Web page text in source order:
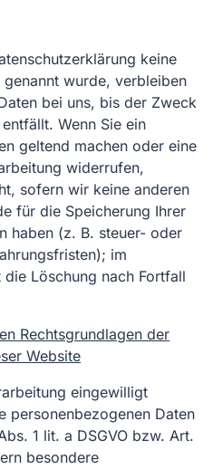
keine
wurde, verbleiben
bei uns, bis der Zweck
Wenn Sie ein
geltend machen oder eine
widerrufen,
sofern wir keine anderen
für die Speicherung Ihrer
haben (z. B. steuer- oder
im
Löschung nach Fortfall
Rechtsgrundlagen der
Website
eingewilligt
personenbezogenen Daten
1 lit. a DSGVO bzw. Art.
besondere